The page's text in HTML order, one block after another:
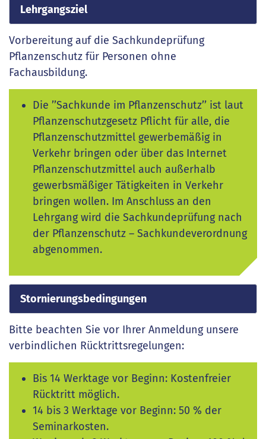
Lehrgangsziel
Vorbereitung auf die Sachkundeprüfung
Pflanzenschutz für Personen ohne
Fachausbildung.
Die ’’Sachkunde im Pflanzenschutz’’ ist laut
Pflanzenschutzgesetz Pflicht für alle, die
Pflanzenschutzmittel gewerbemäßig in
Verkehr bringen oder über das Internet
Pflanzenschutzmittel auch außerhalb
gewerbsmäßiger Tätigkeiten in Verkehr
bringen wollen. Im Anschluss an den
Lehrgang wird die Sachkundeprüfung nach
der Pflanzenschutz – Sachkundeverordnung
abgenommen.
Stornierungsbedingungen
Bitte beachten Sie vor Ihrer Anmeldung unsere
verbindlichen Rücktrittsregelungen:
Bis 14 Werktage vor Beginn: Kostenfreier
Rücktritt möglich.
14 bis 3 Werktage vor Beginn: 50 % der
Seminarkosten.